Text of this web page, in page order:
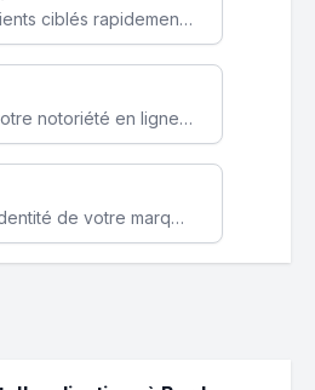
Attirez des clients ciblés rapidement avec des campagnes publicitaires payantes optimisées pour vos objectifs.
Augmentez votre notoriété en ligne et stimulez la croissance de votre entreprise grâce à une stratégie sociale sur mesure.
Renforcez l’identité de votre marque avec un design unique qui capte l’attention et engage vos clients.